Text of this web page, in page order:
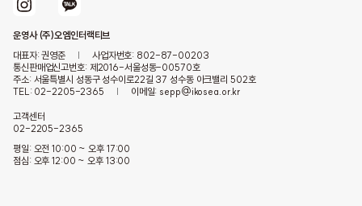
운영사 (주)오엠인터랙티브
대표자: 권영준
|
사업자번호: 802-87-00203
통신판매업신고번호: 제2016-서울성동-00570호
주소: 서울특별시 성동구 성수이로22길 37 성수동 아크밸리 502호
TEL: 02-2205-2365
| 이메일: sepp@ikosea.or.kr
고객센터
02-2205-2365
평일: 오전 10:00 ~ 오후 17:00
점심: 오후 12:00 ~ 오후 13:00